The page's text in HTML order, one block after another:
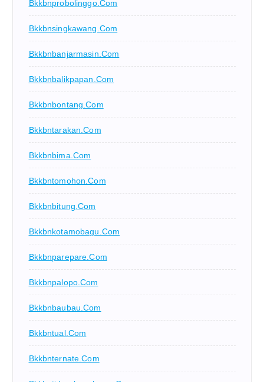
Bkkbnprobolinggo.com
Bkkbnsingkawang.com
Bkkbnbanjarmasin.com
Bkkbnbalikpapan.com
Bkkbnbontang.com
Bkkbntarakan.com
Bkkbnbima.com
Bkkbntomohon.com
Bkkbnbitung.com
Bkkbnkotamobagu.com
Bkkbnparepare.com
Bkkbnpalopo.com
Bkkbnbaubau.com
Bkkbntual.com
Bkkbnternate.com